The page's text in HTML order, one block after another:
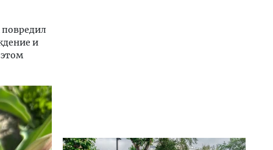
повредил
и